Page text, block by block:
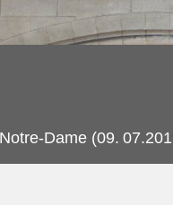
Dame (09.